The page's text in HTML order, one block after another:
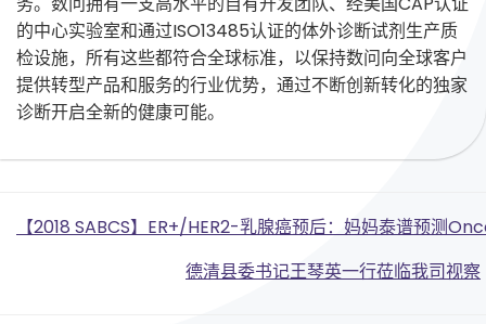
的中心实验室和通过ISO13485认证的体外诊断试剂生产质
检设施，所有这些都符合全球标准，以保持数问向全球客户
提供转型产品和服务的行业优势，通过不断创新转化的独家
诊断开启全新的健康可能。
Post
navigation
【2018 SABCS】ER+/HER2-乳腺癌预后：妈妈泰谱预测
德清县委书记王琴英一行莅临我司视察